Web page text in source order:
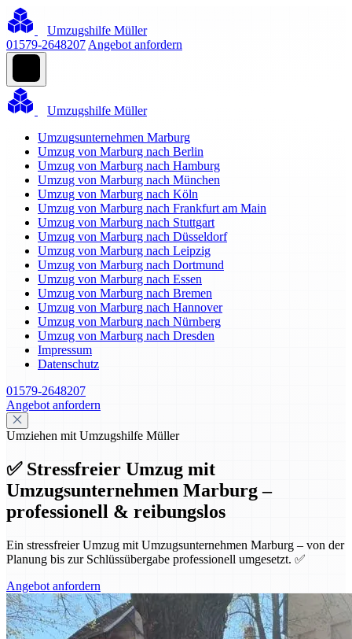
Umzugshilfe Müller
01579-2648207 Angebot anfordern
Umzugshilfe Müller
Umzugsunternehmen Marburg
Umzug von Marburg nach Berlin
Umzug von Marburg nach Hamburg
Umzug von Marburg nach München
Umzug von Marburg nach Köln
Umzug von Marburg nach Frankfurt am Main
Umzug von Marburg nach Stuttgart
Umzug von Marburg nach Düsseldorf
Umzug von Marburg nach Leipzig
Umzug von Marburg nach Dortmund
Umzug von Marburg nach Essen
Umzug von Marburg nach Bremen
Umzug von Marburg nach Hannover
Umzug von Marburg nach Nürnberg
Umzug von Marburg nach Dresden
Impressum
Datenschutz
01579-2648207
Angebot anfordern
Umziehen mit Umzugshilfe Müller
✅ Stressfreier Umzug mit
Umzugsunternehmen Marburg –
professionell & reibungslos
Ein stressfreier Umzug mit Umzugsunternehmen Marburg – von der
Planung bis zur Schlüssübergabe professionell umgesetzt. ✅
Angebot anfordern